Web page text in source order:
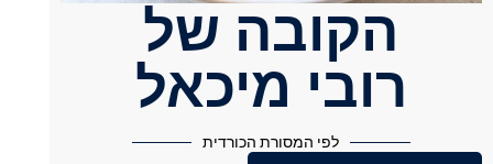
הקובה של
רובי מיכאל
לפי המסורת הכורדית